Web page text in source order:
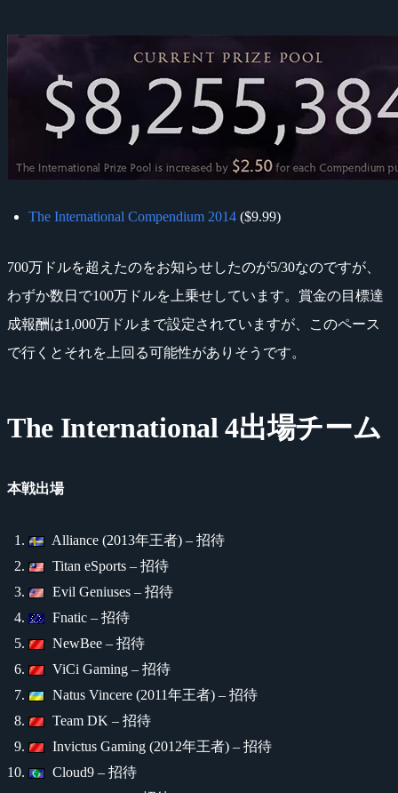
The International Compendium 2014 ($9.99)
700万ドルを超えたのをお知らせしたのが5/30なのですが、
わずか数日で100万ドルを上乗せしています。賞金の目標達
成報酬は1,000万ドルまで設定されていますが、このペース
で行くとそれを上回る可能性がありそうです。
The International 4出場チーム
本戦出場
Alliance (2013年王者) – 招待
Titan eSports – 招待
Evil Geniuses – 招待
Fnatic – 招待
NewBee – 招待
ViCi Gaming – 招待
Natus Vincere (2011年王者) – 招待
Team DK – 招待
Invictus Gaming (2012年王者) – 招待
Cloud9 – 招待